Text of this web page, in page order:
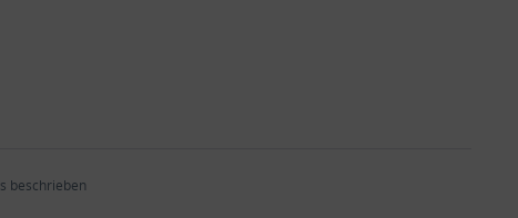
beschrieben